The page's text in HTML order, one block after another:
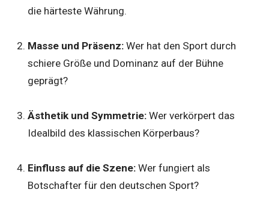
die härteste Währung.
Masse und Präsenz:Wer hat den Sport durch
schiere Größe und Dominanz auf der Bühne
geprägt?
Ästhetik und Symmetrie:Wer verkörpert das
Idealbild des klassischen Körperbaus?
Einfluss auf die Szene:Wer fungiert als
Botschafter für den deutschen Sport?